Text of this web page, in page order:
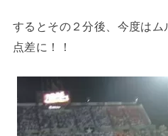
するとその２分後、今度はム
点差に！！